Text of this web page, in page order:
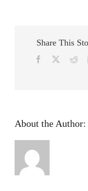
Share This
Facebook
About the Author: